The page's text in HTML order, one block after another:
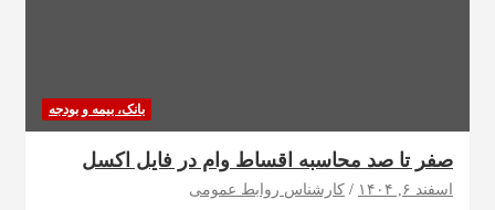
بانک، بیمه و بودجه
صفر تا صد محاسبه اقساط وام در فایل اکسل
اسفند ۶, ۱۴۰۴ کارشناس روابط عمومی